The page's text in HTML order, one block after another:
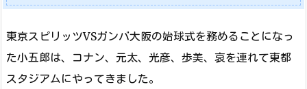
東京スピリッツVSガンバ大阪の始球式を務めることになっ
た小五郎は、コナン、元太、光彦、歩美、哀を連れて東都
スタジアムにやってきました。